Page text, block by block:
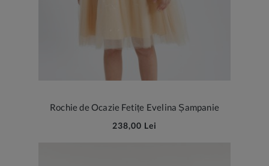
Rochie de Ocazie Fetițe Evelina Șampanie
238,00 Lei